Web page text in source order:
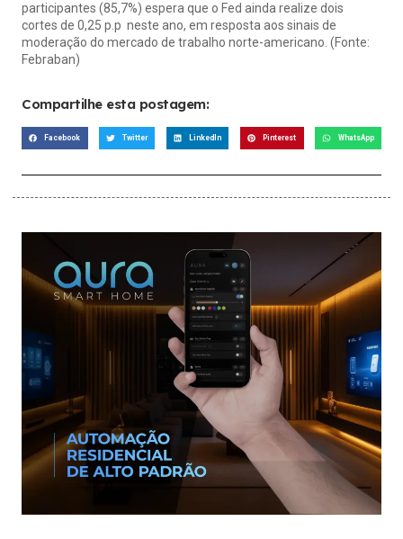
participantes (85,7%) espera que o Fed ainda realize dois
cortes de 0,25 p.p neste ano, em resposta aos sinais de
moderação do mercado de trabalho norte-americano. (Fonte:
Febraban)
Compartilhe esta postagem:
Facebook Twitter LinkedIn Pinterest WhatsApp